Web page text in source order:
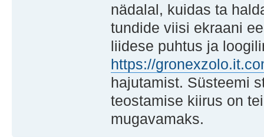
nädalal, kuidas ta
tundide viisi ekraani
liidese puhtus ja
https://
hajutamist. Süsteemi
teostamise kiirus on
mugavamaks.